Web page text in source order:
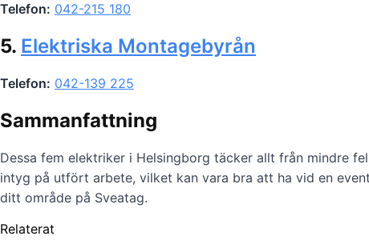
Telefon: 042-215 180
5. Elektriska Montagebyrån
Telefon: 042-139 225
Sammanfattning
Dessa fem elektriker i Helsingborg täcker allt från mindre
intyg på utfört arbete, vilket kan vara bra att ha vid en
ditt område på Sveatag.
Relaterat